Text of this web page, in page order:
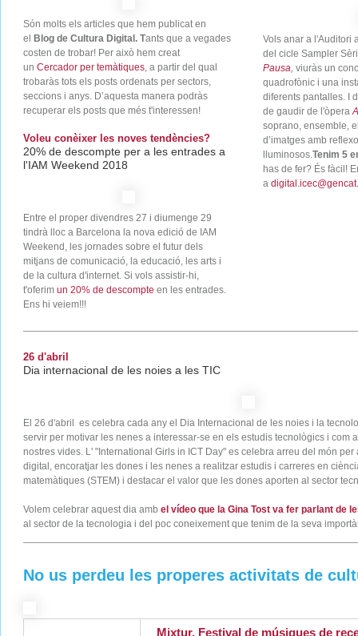
Són molts els articles que hem publicat en
el
Blog de Cultura Digital. Tants que a vegades
costen de trobar! Per això hem creat
un Cercador per temàtiques, a partir del qual
trobaràs tots els posts ordenats per sectors,
seccions i anys. D’aquesta manera podràs
recuperar els posts que més t'interessen!
Voleu conèixer les noves tendències?
20% de descompte per a les entrades a
l'IAM Weekend 2018
Entre el proper divendres 27 i diumenge 29
tindrà lloc a Barcelona la nova edició de IAM
Weekend, les jornades sobre el futur dels
mitjans de comunicació, la educació, les arts i
de la cultura d'internet. Si vols assistir-hi,
t'oferim un 20% de descompte en les entrades.
Ens hi veiem!!!
Vols anar a l'Auditori
del cicle Sampler
Pausa, viuràs un
quadrofònic i una
diferents pantalles. I
de gaudir de l'òpera
soprano, ensemble,
d’imatges amb
lluminosos.Tenim 5
has de fer? És fàcil!
a
26 d'abril
Dia internacional de les noies a les TIC
El 26 d'abril es celebra cada any el Dia Internacional de les noies i la
servir per motivar les nenes a interessar-se en els estudis tecnològics i com
nostres vides. L' "International Girls in ICT Day" es celebra arreu del món
digital, encoratjar les dones i les nenes a realitzar estudis i carreres en
matemàtiques (STEM) i destacar el valor que les dones aporten al sector
Volem celebrar aquest dia amb el vídeo que la Gina Tost va fer parlant de
al sector de la tecnologia i del poc coneixement que tenim de la seva
No us perdeu les properes activitats de
Mixtur. Festival de músiques de